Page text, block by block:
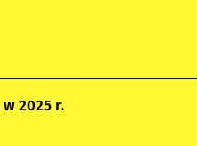
2025 r.